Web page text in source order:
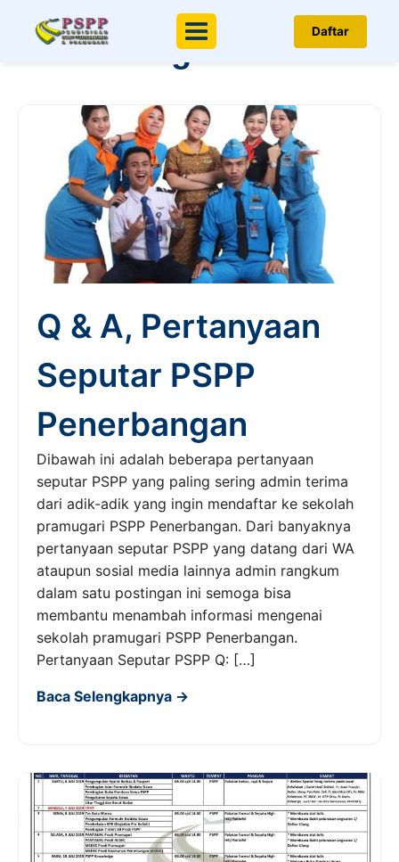
Menu Daftar
Berita & Artikel
Penerbangan
Q & A, Pertanyaan
Seputar PSPP
Penerbangan
Dibawah ini adalah beberapa pertanyaan
seputar PSPP yang paling sering admin terima
dari adik-adik yang ingin mendaftar ke sekolah
pramugari PSPP Penerbangan. Dari banyaknya
pertanyaan seputar PSPP yang datang dari WA
ataupun sosial media lainnya admin rangkum
dalam satu postingan ini semoga bisa
membantu menambah informasi mengenai
sekolah pramugari PSPP Penerbangan.
Pertanyaan Seputar PSPP Q: […]
Baca Selengkapnya →